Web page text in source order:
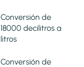
Conversión de
18000 decilitros a
litros
Conversión de